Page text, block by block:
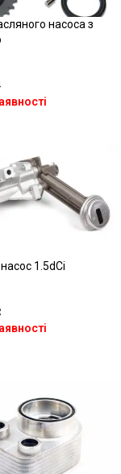
насоса з
1.5dCi